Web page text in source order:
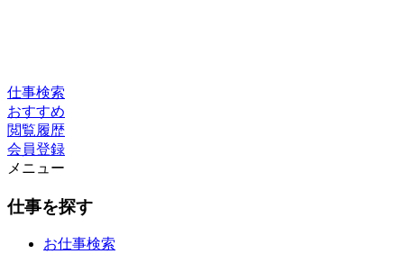
仕事検索
おすすめ
閲覧履歴
会員登録
メニュー
仕事を探す
お仕事検索